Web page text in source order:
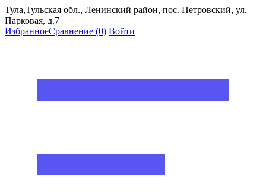
Тула,Тульская обл., Ленинский район, пос. Петровский, ул.
Парковая, д.7
ИзбранноеСравнение (0) Войти